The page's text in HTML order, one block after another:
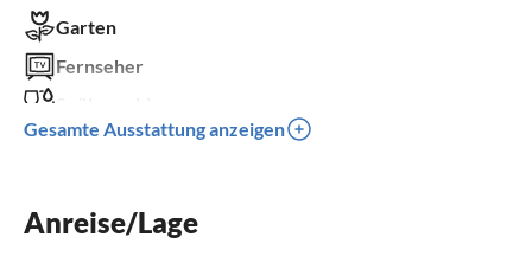
Garten
Fernseher
Parkplatz
Gesamte Ausstattung anzeigen
Anreise/Lage